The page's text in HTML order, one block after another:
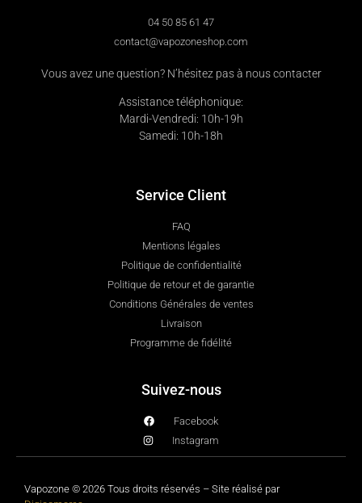
04 50 85 61 47
contact@vapozoneshop.com
Vous avez une question? N’hésitez pas à nous contacter
Assistance téléphonique:
Mardi-Vendredi: 10h-19h
Samedi: 10h-18h
Service Client
FAQ
Mentions légales
Politique de confidentialité
Politique de retour et de garantie
Conditions Générales de ventes
Livraison
Programme de fidélité
Suivez-nous
Facebook
Instagram
Vapozone © 2026 Tous droits réservés – Site réalisé par